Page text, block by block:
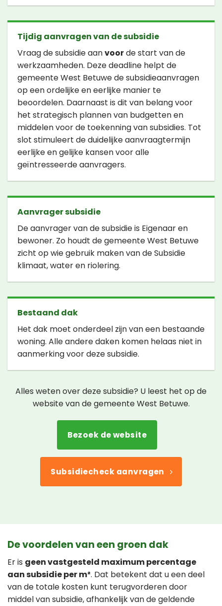
Tijdig aanvragen van de subsidie
Vraag de subsidie aanvoorde start van de
werkzaamheden. Deze deadline helpt de
gemeente West Betuwe de subsidieaanvragen
op een ordelijke en eerlijke manier te
beoordelen. Daarnaast is dit van belang voor
het strategisch plannen van budgetten en
middelen voor de toekenning van subsidies. Tot
slot stimuleert de duidelijke aanvraagtermijn
eerlijke en gelijke kansen voor alle
geïntresseerde aanvragers.
Aanvrager subsidie
De aanvrager van de subsidie is Eigenaar en
bewoner. Zo houdt de gemeente West Betuwe
zicht op wie gebruik maken van de Subsidie
klimaat, water en riolering.
Bestaand dak
Het dak moet onderdeel zijn van een bestaande
woning. Alle andere daken komen helaas niet in
aanmerking voor deze subsidie.
Alles weten over deze subsidie? U leest het op de
website van de gemeente West Betuwe.
Bezoek de website
Subsidiecheck aanvragen
De voordelen van een groen dak
Er is geen vastgesteld maximum percentage
aan subsidie per m². Dat betekent dat u een deel
van de totale kosten kunt terugvorderen door
middel van subsidie, afhankelijk van de geldende